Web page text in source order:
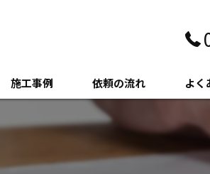
施工事例 依頼の流れ よく